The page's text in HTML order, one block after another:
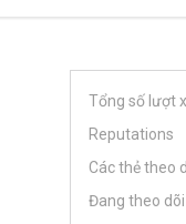
Tổng số lượt
Reputations
Các thẻ theo
Đang theo